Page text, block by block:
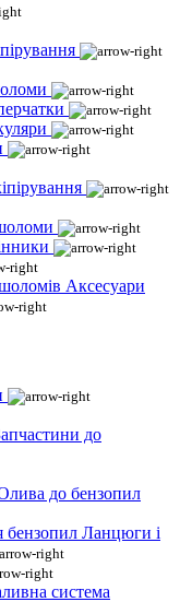
Аксесуари
до
до бензопил
Ланцюги і
система